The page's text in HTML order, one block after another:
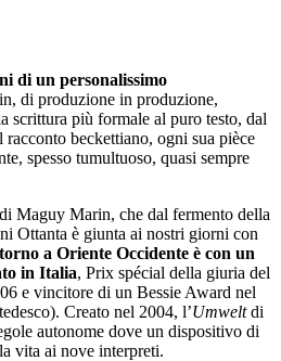
di un personalissimo
di produzione in produzione,
scrittura più formale al puro testo, dal
beckettiano, ogni sua pièce
spesso tumultuoso, quasi sempre
Maguy Marin, che dal fermento della
Ottanta è giunta ai nostri giorni con
a Oriente Occidente è con un
in Italia, Prix spécial della giuria del
e vincitore di un Bessie Award nel
Creato nel 2004, l’Umweltdi
autonome dove un dispositivo di
vita ai nove interpreti.